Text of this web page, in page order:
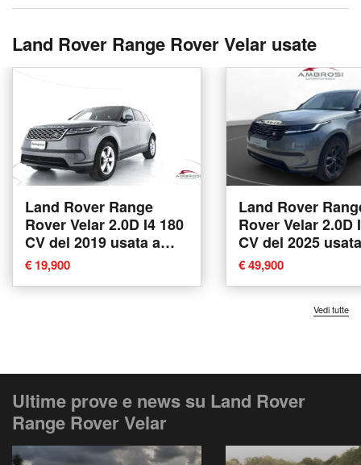
Land Rover Range Rover Velar usate
Land Rover Range
Rover Velar 2.0D I4 180
CV del 2019 usata a
Corciano
€ 19,900
Land Rover
Rover Velar 2.0D
CV del 2025
Corciano
€ 49,900
Vedi tutte
Ultime prove e news su Land Rover
Range Rover Velar